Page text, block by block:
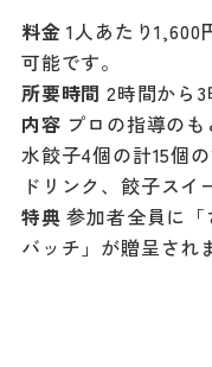
料金 1人あたり
可能です。
所要時間 2時間から3
内容 プロの指導のも
水餃子4個の計15個
ドリンク、餃子スイ
特典 参加者全員に
バッチ」が贈呈され